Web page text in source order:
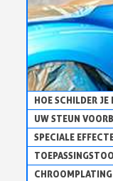
HOE SCHILDER JE
UW STEUN
SPECIALE